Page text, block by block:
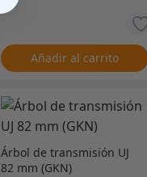
Añadir al carrito
Árbol de transmisión UJ
82 mm (GKN)